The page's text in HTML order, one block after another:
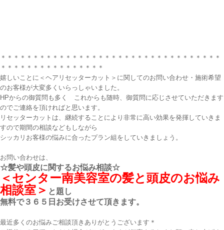
＊＊＊＊＊＊＊＊＊＊＊＊＊＊＊＊＊＊＊＊＊＊＊＊＊＊＊＊＊＊＊＊＊＊
＊＊＊＊＊＊＊＊＊＊＊＊＊＊＊＊
嬉しいことに＜ヘアリセッターカット＞に関してのお問い合わせ・施術希望
のお客様が大変多くいらっしゃいました。
HPからの御質問も多く これからも随時、御質問に応じさせていただきます
のでご連絡を頂ければと思います。
リセッターカットは、継続することにより非常に高い効果を発揮していきま
すので期間の相談などもしながら
シッカリお客様の悩みに合ったプラン組をしていきましょう。
お問い合わせは、
☆髪や頭皮に関するお悩み相談☆
＜センター南美容室の髪と頭皮のお悩み
相談室＞ と題し
無料で３６５日お受けさせて頂きます。
最近多くのお悩みご相談頂きありがとうございます＊